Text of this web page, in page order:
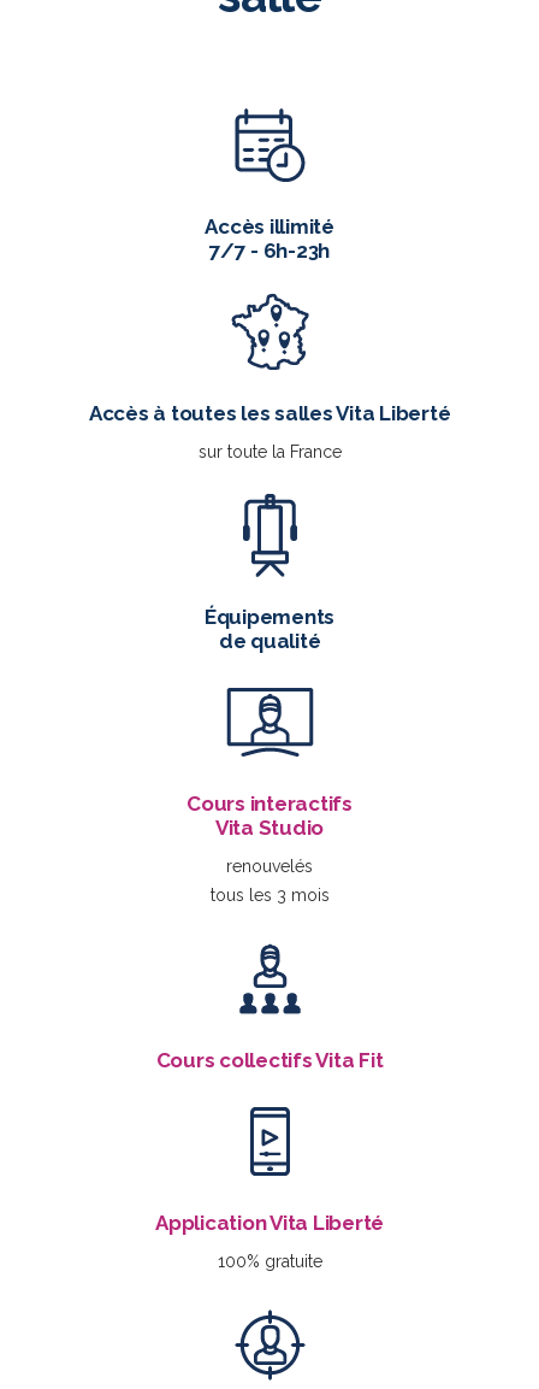
Accès illimité
7/7 - 6h-23h
Accès à toutes les salles Vita Liberté
sur toute la France
Équipements
de qualité
Cours interactifs
Vita Studio
renouvelés
tous les 3 mois
Cours collectifs Vita Fit
Application Vita Liberté
100% gratuite